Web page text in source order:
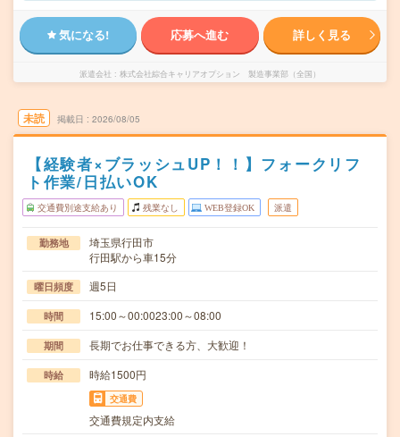
気になる! 応募へ進む 詳しく見る
派遣会社 株式会社綜合キャリアオプション 製造事業部（全国）
未読 掲載日 2026/08/05
【経験者×ブラッシュUP！！】フォークリフ
ト作業/日払いOK
交通費別途支給あり 残業なし WEB登録OK 派遣
勤務地
埼玉県行田市
行田駅から車15分
曜日頻度 週5日
時間 15:00～00:0023:00～08:00
期間 長期でお仕事できる方、大歓迎！
時給 時給1500円
交通費
交通費規定内支給